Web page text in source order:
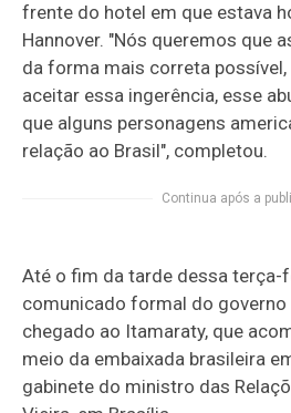
frente do hotel em que estava
Hannover. "Nós queremos que
da forma mais correta
aceitar essa ingerência, esse
que alguns personagens
relação ao Brasil", completou.
Continua após a
Até o fim da tarde dessa terça-
comunicado formal do governo
chegado ao Itamaraty, que
meio da embaixada brasileira
gabinete do ministro das